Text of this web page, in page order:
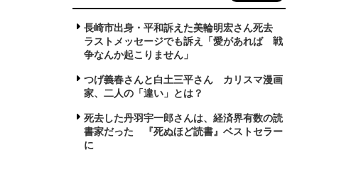
長崎市出身・平和訴えた美輪明宏さん死去
ラストメッセージでも訴え「愛があれば 戦
争なんか起こりません」
つげ義春さんと白土三平さん カリスマ漫画
家、二人の「違い」とは？
死去した丹羽宇一郎さんは、経済界有数の読
書家だった 『死ぬほど読書』ベストセラー
に